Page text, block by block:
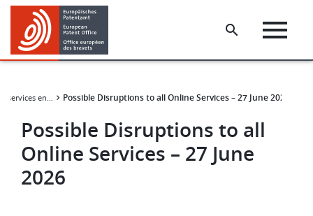
Skip
main
content
Skip
footer
Disponibilité de services en ligne Possible Disruptions to all Online Services – 27 June 2026
Possible Disruptions to all
Online Services – 27 June
2026